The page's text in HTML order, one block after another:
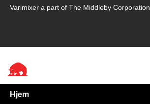
Varimixer a part of The Middleby Corporation
Hjem